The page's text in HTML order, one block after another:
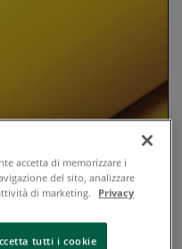
accetta di memorizzare i
del sito, analizzare
di marketing.
Privacy
tutti i cookie